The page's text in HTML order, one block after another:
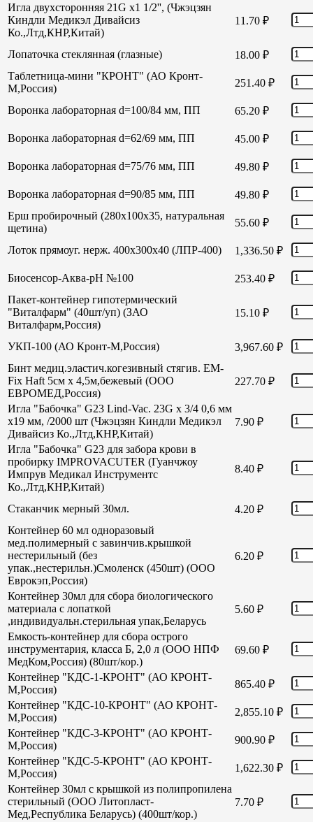
Игла двухсторонняя 21G х1 1/2'', (Чжэцзян
Киндли Медикэл Дивайсиз
Ко.,Лтд,КНР,Китай)
11.70 ₽
Лопаточка стеклянная (глазные) 18.00 ₽
Таблетница-мини "КРОНТ" (АО Кронт-
М,Россия)
251.40 ₽
Воронка лабораторная d=100/84 мм, ПП 65.20 ₽
Воронка лабораторная d=62/69 мм, ПП 45.00 ₽
Воронка лабораторная d=75/76 мм, ПП 49.80 ₽
Воронка лабораторная d=90/85 мм, ПП 49.80 ₽
Ерш пробирочный (280х100х35, натуральная
щетина)
55.60 ₽
Лоток прямоуг. нерж. 400х300х40 (ЛПР-400) 1,336.50 ₽
Биосенсор-Аква-рН №100 253.40 ₽
Пакет-контейнер гипотермический
"Виталфарм" (40шт/уп) (ЗАО
Виталфарм,Россия)
15.10 ₽
УКП-100 (АО Кронт-М,Россия) 3,967.60 ₽
Бинт медиц.эластич.когезивный стягив. EM-
Fix Haft 5см х 4,5м,бежевый (ООО
ЕВРОМЕД,Россия)
227.70 ₽
Игла "Бабочка" G23 Lind-Vac. 23G х 3/4 0,6 мм
х19 мм, /2000 шт (Чжэцзян Киндли Медикэл
Дивайсиз Ко.,Лтд,КНР,Китай)
7.90 ₽
Игла "Бабочка" G23 для забора крови в
пробирку IMPROVACUTER (Гуанчжоу
Импрув Медикал Инструментс
Ко.,Лтд,КНР,Китай)
8.40 ₽
Стаканчик мерный 30мл. 4.20 ₽
Контейнер 60 мл одноразовый
мед.полимерный с завинчив.крышкой
нестерильный (без
упак.,нестерильн.)Смоленск (450шт) (ООО
Еврокэп,Россия)
6.20 ₽
Контейнер 30мл для сбора биологического
материала с лопаткой
,индивидуальн.стерильная упак,Беларусь
5.60 ₽
Емкость-контейнер для сбора острого
инструментария, класса Б, 2,0 л (ООО НПФ
МедКом,Россия) (80шт/кор.)
69.60 ₽
Контейнер "КДС-1-КРОНТ" (АО КРОНТ-
М,Россия)
865.40 ₽
Контейнер "КДС-10-КРОНТ" (АО КРОНТ-
М,Россия)
2,855.10 ₽
Контейнер "КДС-3-КРОНТ" (АО КРОНТ-
М,Россия)
900.90 ₽
Контейнер "КДС-5-КРОНТ" (АО КРОНТ-
М,Россия)
1,622.30 ₽
Контейнер 30мл с крышкой из полипропилена
стерильный (ООО Литопласт-
Мед,Республика Беларусь) (400шт/кор.)
7.70 ₽